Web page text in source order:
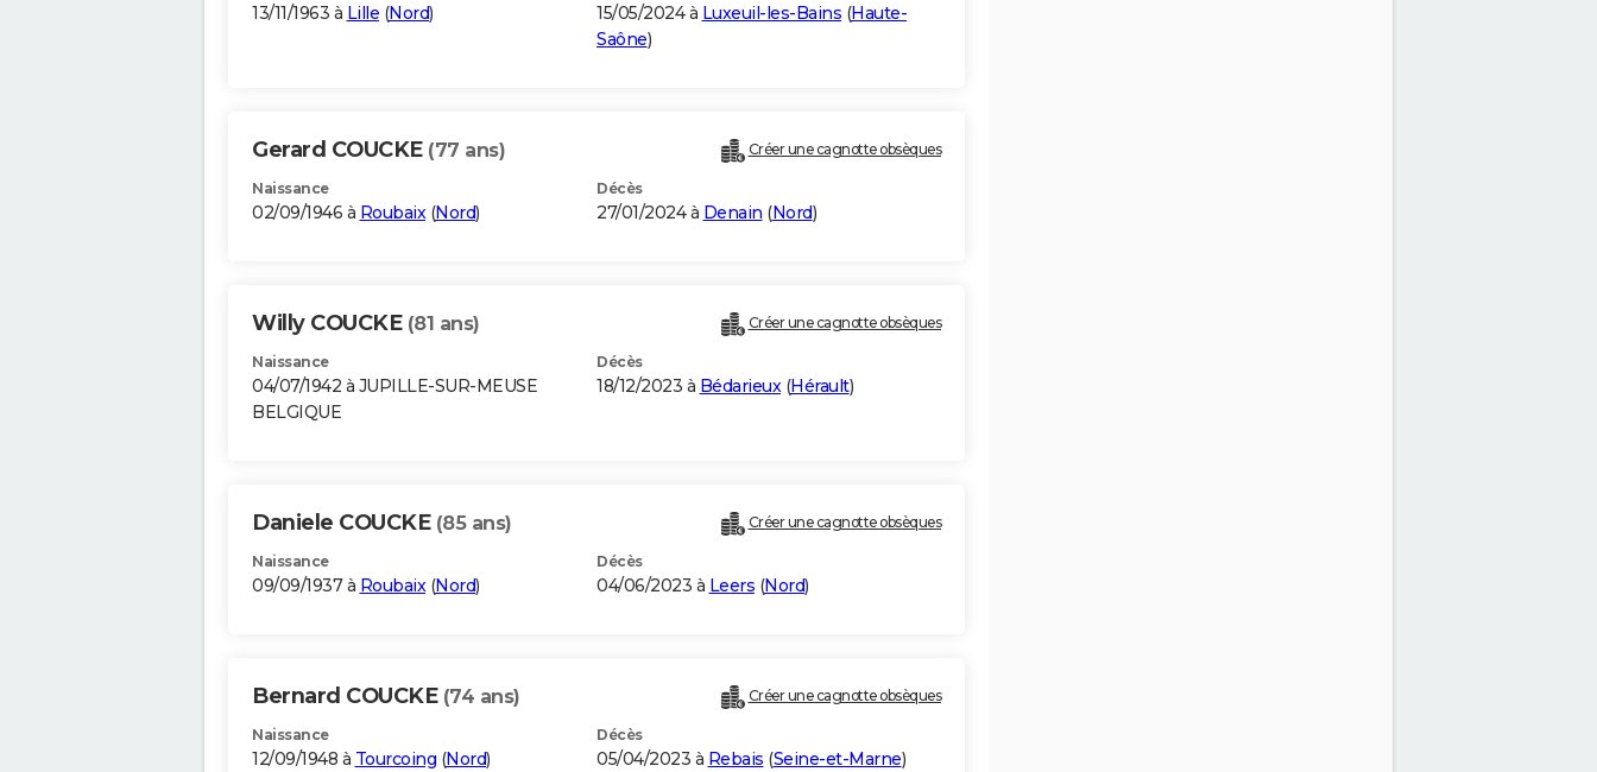
13/11/1963 à Lille (Nord) 15/05/2024 à Luxeuil-les-Bains (Haute-
Saône)
Gerard COUCKE (77 ans) Créer une cagnotte obsèques
Naissance
02/09/1946 à Roubaix(Nord)
Décès
27/01/2024 à Denain (Nord)
Willy COUCKE (81 ans) Créer une cagnotte obsèques
Naissance
04/07/1942 à JUPILLE-SUR-MEUSE
BELGIQUE
Décès
18/12/2023 à Bédarieux(Hérault)
Daniele COUCKE (85 ans) Créer une cagnotte obsèques
Naissance
09/09/1937 à Roubaix(Nord)
Décès
04/06/2023 à Leers (Nord)
Bernard COUCKE (74 ans) Créer une cagnotte obsèques
Naissance
12/09/1948 à Tourcoing (Nord)
Décès
05/04/2023 à Rebais (Seine-et-Marne)